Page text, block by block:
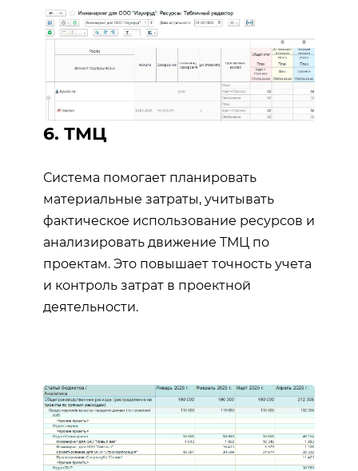
6. ТМЦ
Система помогает планировать
материальные затраты, учитывать
фактическое использование ресурсов и
анализировать движение ТМЦ по
проектам. Это повышает точность учета
и контроль затрат в проектной
деятельности.